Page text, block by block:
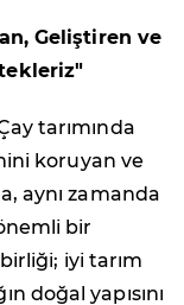
Geliştiren ve
tarımında
koruyan ve
aynı zamanda
bir
iyi tarım
doğal yapısını